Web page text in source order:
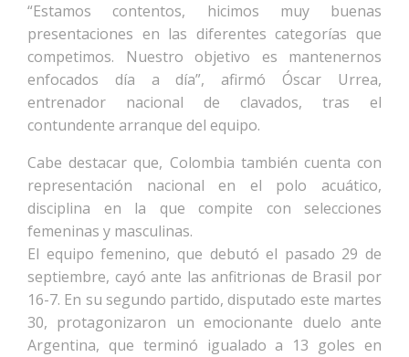
“Estamos contentos, hicimos muy buenas
presentaciones en las diferentes categorías que
competimos. Nuestro objetivo es mantenernos
enfocados día a día”, afirmó Óscar Urrea,
entrenador nacional de clavados, tras el
contundente arranque del equipo.
Cabe destacar que, Colombia también cuenta con
representación nacional en el polo acuático,
disciplina en la que compite con selecciones
femeninas y masculinas.
El equipo femenino, que debutó el pasado 29 de
septiembre, cayó ante las anfitrionas de Brasil por
16-7. En su segundo partido, disputado este martes
30, protagonizaron un emocionante duelo ante
Argentina, que terminó igualado a 13 goles en